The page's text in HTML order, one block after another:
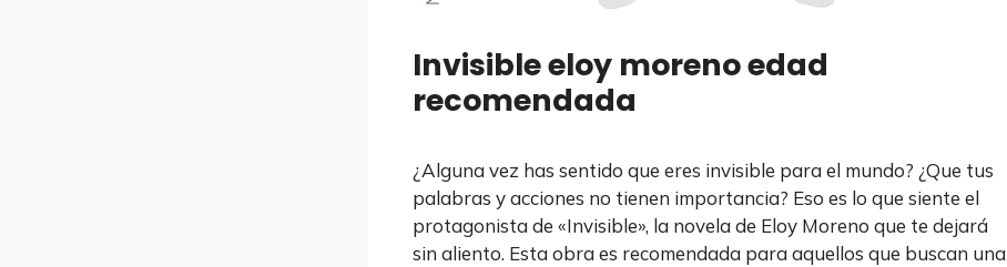
Invisible eloy moreno edad
recomendada
¿Alguna vez has sentido que eres invisible para el mundo? ¿Que tus
palabras y acciones no tienen importancia? Eso es lo que siente el
protagonista de «Invisible», la novela de Eloy Moreno que te dejará
sin aliento. Esta obra es recomendada para aquellos que buscan una